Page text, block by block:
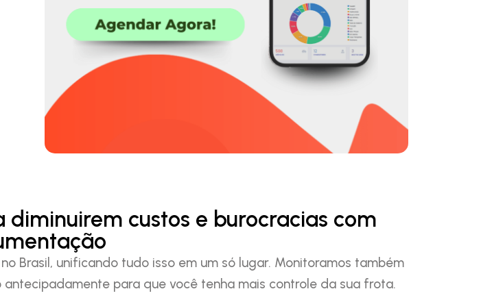
diminuirem custos e burocracias com
Brasil, unificando tudo isso em um só lugar. Monitoramos também
para que você tenha mais controle da sua frota.